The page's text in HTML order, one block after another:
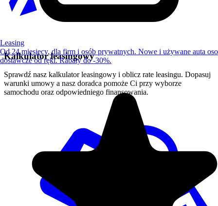
Kalkulator leasingowy
Sprawdź nasz kalkulator leasingowy i oblicz rate leasingu. Dopasuj
warunki umowy a nasz doradca pomoże Ci przy wyborze
samochodu oraz odpowiedniego finansowania.
Leasing
Od 24 miesięcy, dla firm i osób prywatnych. Nowe i używane auta
dostawcze od ręki. Rabaty do -30%.